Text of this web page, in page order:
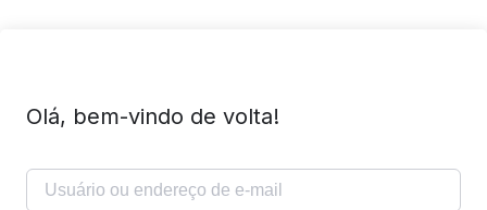
Olá, bem-vindo de volta!